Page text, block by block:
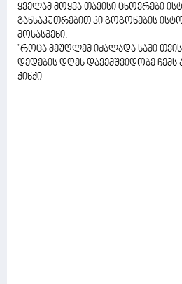
ყველამ მოყვა თავისი ცხოვრები
განსაკუთრებით კი გოგონების
მოსასმენი.
"როცა მეუღლემ იძალადა სამი
დედების დღეს დავემშვიდობე ჩემს
ქინქი